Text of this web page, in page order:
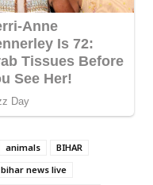
animals
BIHAR
bihar news live